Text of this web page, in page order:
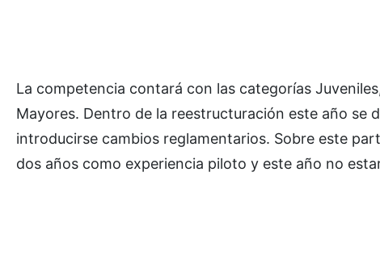
La competencia contará con las categorías
Mayores. Dentro de la reestructuración este año se
introducirse cambios reglamentarios. Sobre este
dos años como experiencia piloto y este año no